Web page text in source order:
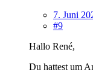
7. Juni
#9
Hallo René,
Du hattest um